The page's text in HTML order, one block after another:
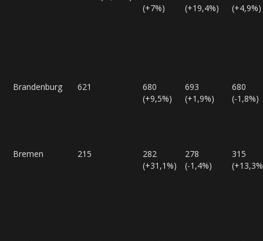
(+7%)
(+19,4%)
(+4,9%)
Brandenburg 621
680
(+9,5%)
693
(+1,9%)
680
(-1,8%)
Bremen 215
282
(+31,1%)
278
(-1,4%)
315